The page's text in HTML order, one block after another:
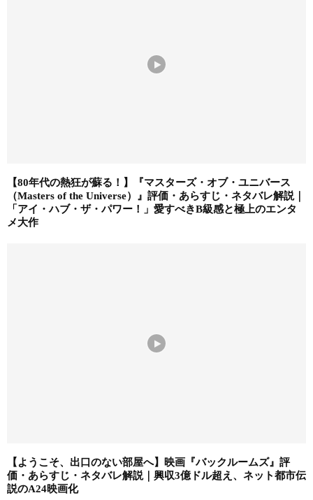
【80年代の熱狂が蘇る！】『マスターズ・オブ・ユニバース
（Masters of the Universe）』評価・あらすじ・ネタバレ解説｜
「アイ・ハブ・ザ・パワー！」愛すべきB級感と極上のエンタ
メ大作
【ようこそ、出口のない部屋へ】映画『バックルームズ』評
価・あらすじ・ネタバレ解説｜興収3億ドル超え、ネット都市伝
説のA24映画化